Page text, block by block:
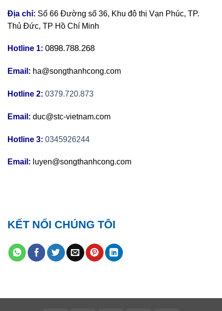
Địa chỉ: Số 66 Đường số 36, Khu đô thị Vạn Phúc, TP.
Thủ Đức, TP Hồ Chí Minh
Hotline 1: 0898.788.268
Email: ha@songthanhcong.com
Hotline 2: 0379.720.873
Email: duc@stc-vietnam.com
Hotline 3: 0345926244
Email: luyen@songthanhcong.com
KẾT NỐI CHÚNG TÔI